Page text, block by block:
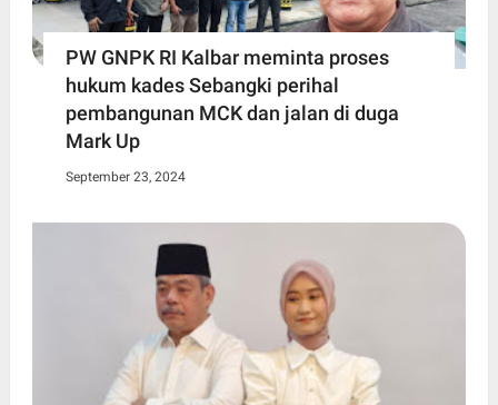
PW GNPK RI Kalbar meminta proses
hukum kades Sebangki perihal
pembangunan MCK dan jalan di duga
Mark Up
September 23, 2024